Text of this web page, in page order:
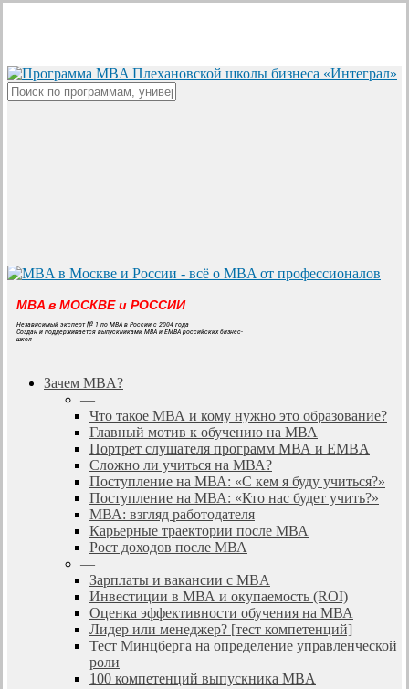
content
MBA в МОСКВЕ и РОССИИ
Независимый эксперт № 1 по MBA в России с 2004 года
Создан и поддерживается выпускниками MBA и EMBA российских бизнес-
школ
search
Menu
Зачем MBA?
—
Что такое МВА и кому нужно это образование?
Главный мотив к обучению на МВА
Портрет слушателя программ МВА и EMBA
Сложно ли учиться на МВА?
Поступление на МВА: «С кем я буду учиться?»
Поступление на МВА: «Кто нас будет учить?»
МВА: взгляд работодателя
Карьерные траектории после МВА
Рост доходов после МВА
—
Зарплаты и вакансии с MBA
Инвестиции в МВА и окупаемость (ROI)
Оценка эффективности обучения на МВА
Лидер или менеджер? [тест компетенций]
Тест Минцберга на определение управленческой
роли
100 компетенций выпускника MBA